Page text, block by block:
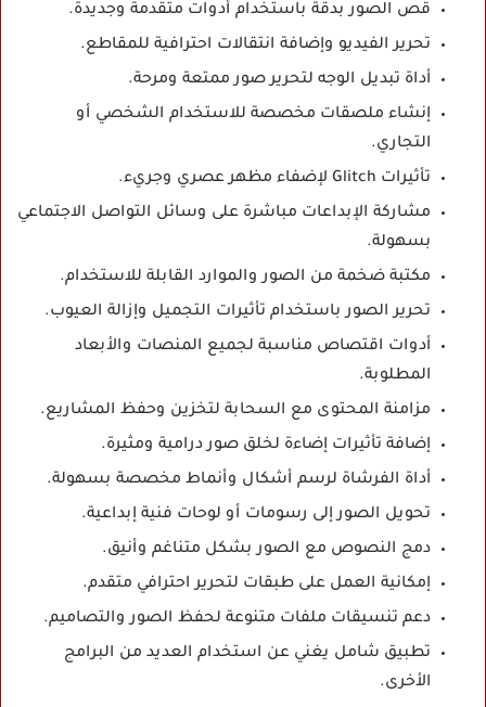
قص الصور بدقة باستخدام أدوات متقدمة وجديدة.
تحرير الفيديو وإضافة انتقالات احترافية للمقاطع.
أداة تبديل الوجه لتحرير صور ممتعة ومرحة.
إنشاء ملصقات مخصصة للاستخدام الشخصي أو
التجاري.
تأثيرات Glitch لإضفاء مظهر عصري وجريء.
مشاركة الإبداعات مباشرة على وسائل التواصل الاجتماعي
بسهولة.
مكتبة ضخمة من الصور والموارد القابلة للاستخدام.
تحرير الصور باستخدام تأثيرات التجميل وإزالة العيوب.
أدوات اقتصاص مناسبة لجميع المنصات والأبعاد
المطلوبة.
مزامنة المحتوى مع السحابة لتخزين وحفظ المشاريع.
إضافة تأثيرات إضاءة لخلق صور درامية ومثيرة.
أداة الفرشاة لرسم أشكال وأنماط مخصصة بسهولة.
تحويل الصور إلى رسومات أو لوحات فنية إبداعية.
دمج النصوص مع الصور بشكل متناغم وأنيق.
إمكانية العمل على طبقات لتحرير احترافي متقدم.
دعم تنسيقات ملفات متنوعة لحفظ الصور والتصاميم.
تطبيق شامل يغني عن استخدام العديد من البرامج
الأخرى.